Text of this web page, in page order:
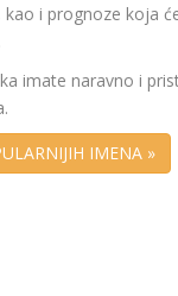
kao i prognoze koja
imate naravno i
IMENA »